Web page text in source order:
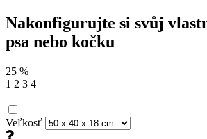
Nakonfigurujte si svůj
psa nebo kočku
25 %
1 2 3 4
Veľkosť